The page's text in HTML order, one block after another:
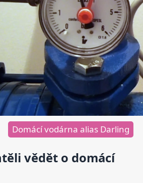
Domácí vodárna alias Darling
vědět o domácí